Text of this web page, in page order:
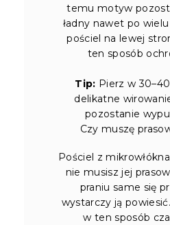
temu motyw
ładny nawet po
pościel na lewej
ten sposób
Tip: Pierz w
delikatne
pozostanie
Czy muszę
Pościel z
nie musisz jej
praniu same się
wystarczy ją
w ten sposób